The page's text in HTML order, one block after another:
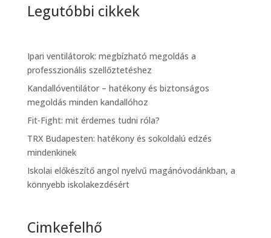
Legutóbbi cikkek
Ipari ventilátorok: megbízható megoldás a
professzionális szellőztetéshez
Kandallóventilátor – hatékony és biztonságos
megoldás minden kandallóhoz
Fit-Fight: mit érdemes tudni róla?
TRX Budapesten: hatékony és sokoldalú edzés
mindenkinek
Iskolai előkészítő angol nyelvű magánóvodánkban, a
könnyebb iskolakezdésért
Cimkefelhő